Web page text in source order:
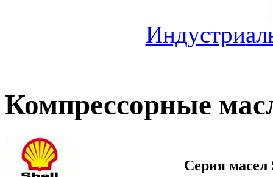
Компрессорные
Серия масел